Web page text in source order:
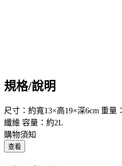
規格/說明
尺寸：約寬13×高19×深6cm 重
纖維 容量：約2L
購物須知
查看